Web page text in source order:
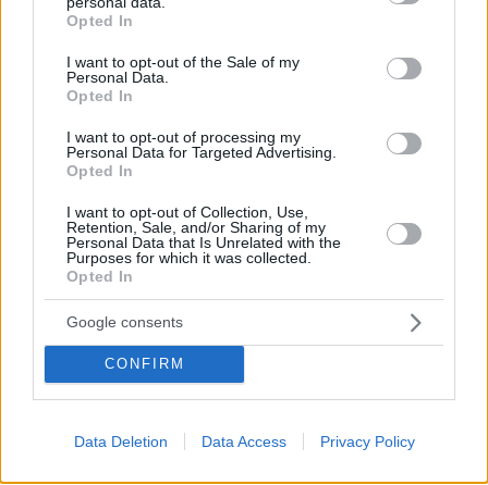
grant or deny consent to Google and its third-party tags to
use your data for below specified purposes in below Google
consent section.
Opted In
I want to opt-out of the Sale of my
Personal Data.
Opted In
I want to opt-out of processing my
Personal Data for Targeted Advertising.
Opted In
I want to opt-out of Collection, Use,
Retention, Sale, and/or Sharing of my
Personal Data that Is Unrelated with the
Purposes for which it was collected.
Opted In
Google consents
CONFIRM
Data Deletion Data Access Privacy Policy